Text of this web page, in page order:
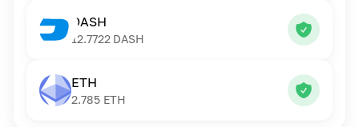
DASH
12.7722 DASH
ETH
2.785 ETH